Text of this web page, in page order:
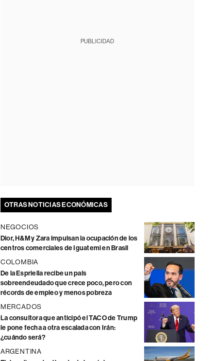
PUBLICIDAD
OTRAS NOTICIAS ECONÓMICAS
NEGOCIOS
Dior, H&M y Zara impulsan la ocupación de los
centros comerciales de Iguatemi en Brasil
COLOMBIA
De la Espriella recibe un país
sobreendeudado que crece poco, pero con
récords de empleo y menos pobreza
MERCADOS
La consultora que anticipó el TACO de Trump
le pone fecha a otra escalada con Irán:
¿cuándo será?
ARGENTINA